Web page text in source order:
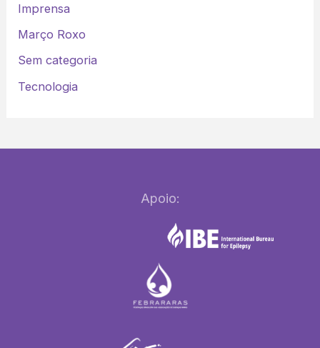
Imprensa
Março Roxo
Sem categoria
Tecnologia
Apoio: